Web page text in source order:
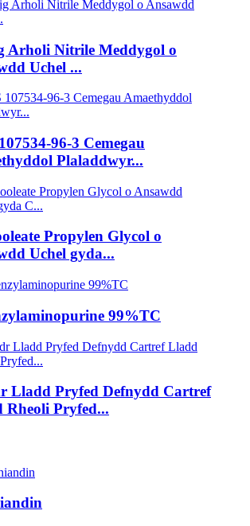
Arholi Nitrile Meddygol o
Uchel ...
96-3 Cemegau
Plaladdwyr...
Propylen Glycol o
Uchel gyda...
99%TC
Lladd Pryfed Defnydd Cartref
Rheoli Pryfed...